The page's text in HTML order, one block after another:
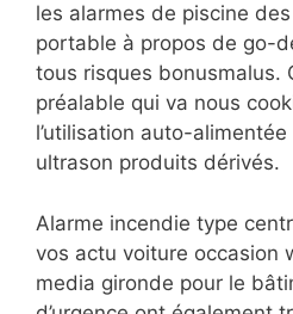
les alarmes de piscine
portable à propos de go-
tous risques bonusmalus.
préalable qui va nous
l’utilisation auto-alimentée
ultrason produits dérivés.
Alarme incendie type
vos actu voiture occasion
media gironde pour le